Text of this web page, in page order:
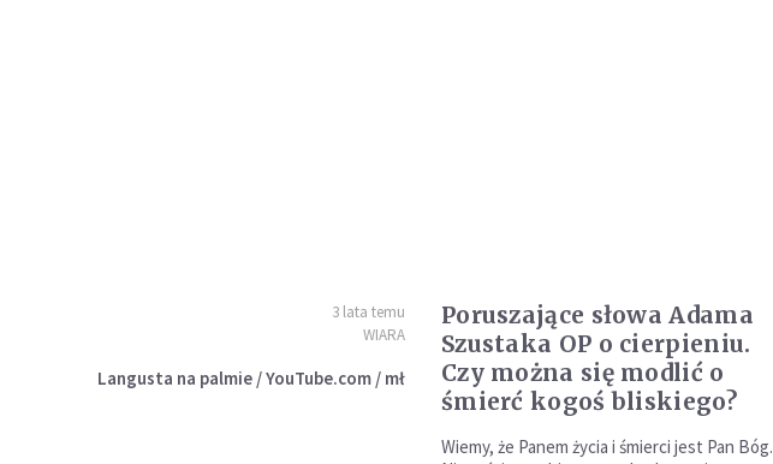
3 lata temu
WIARA
Langusta na palmie / YouTube.com / mł
Poruszające słowa Adama
Szustaka OP o cierpieniu.
Czy można się modlić o
śmierć kogoś bliskiego?
Wiemy, że Panem życia i śmierci jest Pan Bóg.